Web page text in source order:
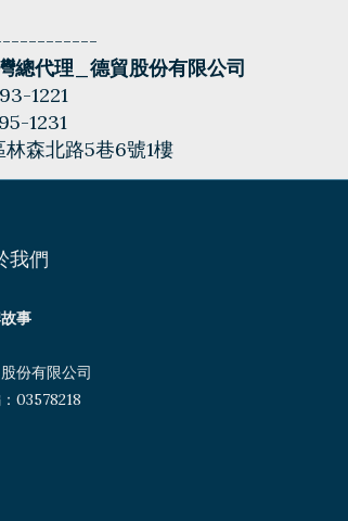
總代理_德貿股份有限公司
1221
1231
森北路5巷6號1樓
我們
事
份有限公司
03578218